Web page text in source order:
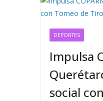
DEPORTES
Impulsa
social